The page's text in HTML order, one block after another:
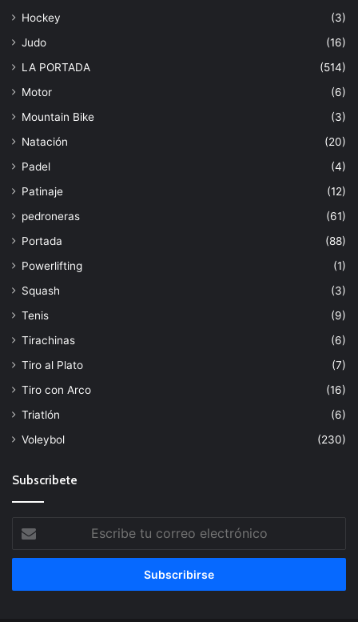
Hockey
(3)
Judo
(16)
LA PORTADA
(514)
Motor
(6)
Mountain Bike
(3)
Natación
(20)
Padel
(4)
Patinaje
(12)
pedroneras
(61)
Portada
(88)
Powerlifting
(1)
Squash
(3)
Tenis
(9)
Tirachinas
(6)
Tiro al Plato
(7)
Tiro con Arco
(16)
Triatlón
(6)
Voleybol
(230)
Subscribete
tu
correo